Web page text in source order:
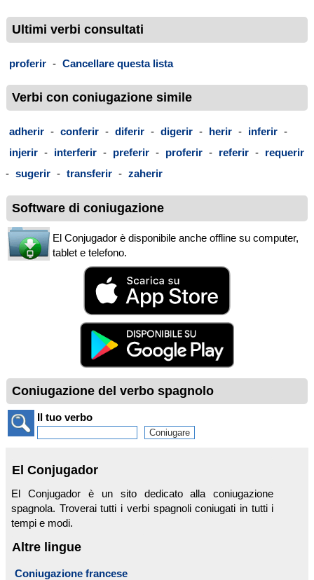
Ultimi verbi consultati
proferir - Cancellare questa lista
Verbi con coniugazione simile
adherir - conferir - diferir - digerir - herir - inferir -
injerir - interferir - preferir - proferir - referir - requerir
- sugerir - transferir - zaherir
Software di coniugazione
El Conjugador è disponibile anche offline su computer,
tablet e telefono.
Coniugazione del verbo spagnolo
Il tuo verbo
El Conjugador
El Conjugador è un sito dedicato alla coniugazione
spagnola. Troverai tutti i verbi spagnoli coniugati in tutti i
tempi e modi.
Altre lingue
Coniugazione francese